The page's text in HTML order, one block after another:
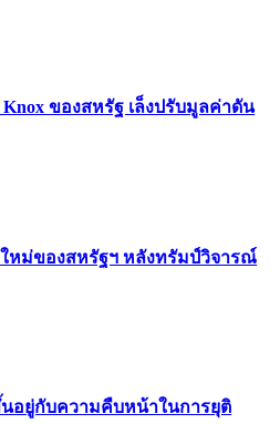
ของสหรัฐ เล็งปรับมูลค่าดัน
หม่ของสหรัฐฯ หลังทรัมป์วิจารณ์
อยู่กับความคืบหน้าในการยุติ